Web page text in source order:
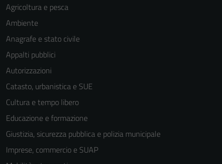
Agricoltura e pesca
Ambiente
Anagrafe e stato civile
Appalti pubblici
Autorizzazioni
Catasto, urbanistica e SUE
Cultura e tempo libero
Educazione e formazione
Giustizia, sicurezza pubblica e polizia municipale
Imprese, commercio e SUAP